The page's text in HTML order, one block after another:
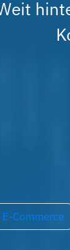
Commerce